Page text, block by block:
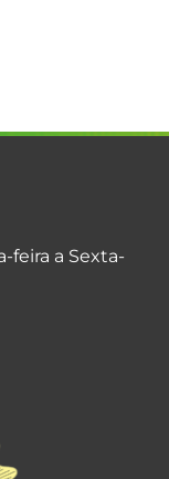
feira a Sexta-